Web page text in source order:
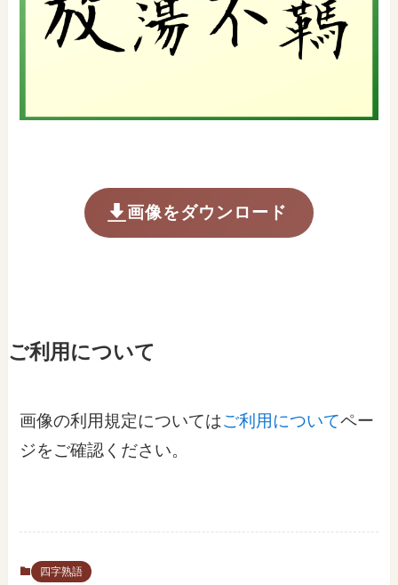
画像をダウンロード
ご利用について
画像の利用規定についてはご利用についてペー
ジをご確認ください。
四字熟語